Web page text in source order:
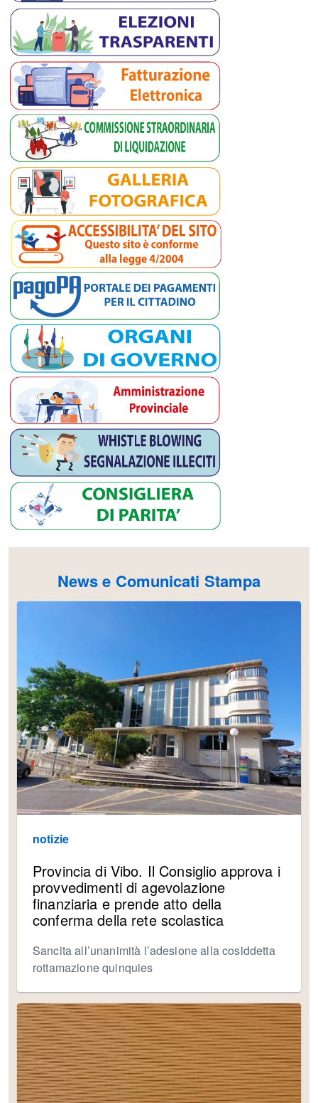
News e Comunicati Stampa
notizie
Provincia di Vibo. Il Consiglio approva i
provvedimenti di agevolazione
finanziaria e prende atto della
conferma della rete scolastica
Sancita all’unanimità l’adesione alla cosiddetta
rottamazione quinquies